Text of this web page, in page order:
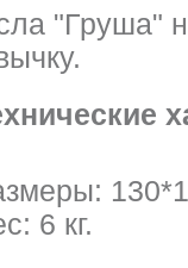
"Груша"
6 кг.